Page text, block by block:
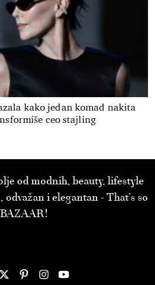
kako jedan komad nakita
ceo stajling
od modnih, beauty, lifestyle
i elegantan - That’s so
BAZAAR!